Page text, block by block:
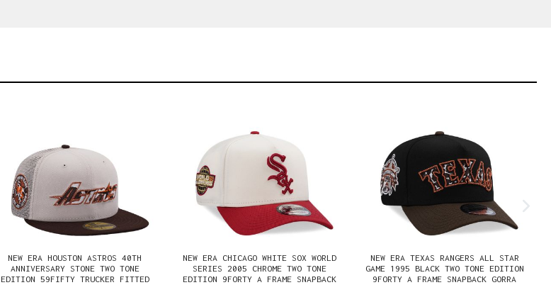
NEW ERA HOUSTON ASTROS 40TH
ANNIVERSARY STONE TWO TONE
EDITION 59FIFTY TRUCKER FITTED
NEW ERA CHICAGO WHITE SOX WORLD
SERIES 2005 CHROME TWO TONE
EDITION 9FORTY A FRAME SNAPBACK
NEW ERA TEXAS RANGERS ALL STAR
GAME 1995 BLACK TWO TONE EDITION
9FORTY A FRAME SNAPBACK GORRA